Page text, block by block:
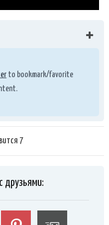
to bookmark/favorite
7
друзьями: